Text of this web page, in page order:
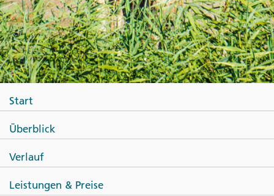
Start
Überblick
Verlauf
Leistungen & Preise